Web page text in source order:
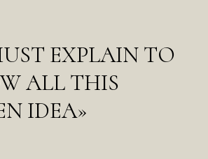
EXPLAIN TO
ALL THIS
IDEA»